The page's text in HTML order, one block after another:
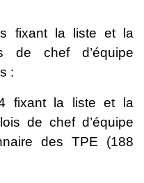
fixant la liste et la
de chef d’équipe
:
fixant la liste et la
de chef d’équipe
des TPE (188